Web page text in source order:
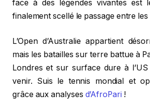
face à des légendes vivantes est
finalement scellé le passage entre
L’Open d’Australie appartient
mais les batailles sur terre battue à
Londres et sur surface dure à
venir. Suis le tennis mondial et
grâce aux analyses d’AfroPari !